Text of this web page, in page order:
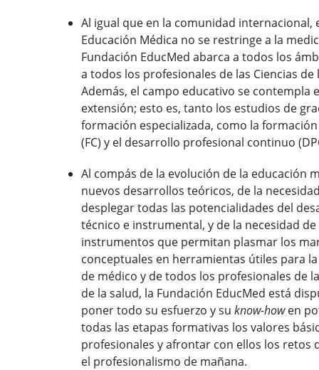
Al igual que en la comunidad internacional,
Educación Médica no se restringe a la
Fundación EducMed abarca a todos los
a todos los profesionales de las Ciencias de
Además, el campo educativo se contempla
extensión; esto es, tanto los estudios de
formación especializada, como la
(FC) y el desarrollo profesional continuo
Al compás de la evolución de la educación
nuevos desarrollos teóricos, de la
desplegar todas las potencialidades del
técnico e instrumental, y de la necesidad
instrumentos que permitan plasmar los
conceptuales en herramientas útiles para
de médico y de todos los profesionales de
de la salud, la Fundación EducMed está
poner todo su esfuerzo y su know-howen
todas las etapas formativas los valores
profesionales y afrontar con ellos los retos
el profesionalismo de mañana.